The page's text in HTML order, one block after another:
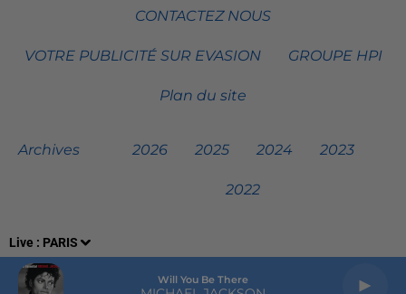
Live : PARIS
Will You Be There
CONTACTEZ NOUS
VOTRE PUBLICITÉ SUR EVASION GROUPE HPI
Plan du site
Archives 2026 2025 2024 2023
2022